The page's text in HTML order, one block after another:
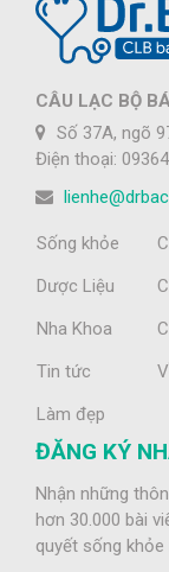
CÂU LẠC BỘ
Số 37A, ngõ
Điện thoại:
Sống khỏe
Dược Liệu
Nha Khoa
Tin tức
Làm đẹp
ĐĂNG KÝ
Nhận những
hơn 30.000 bài
quyết sống khỏe